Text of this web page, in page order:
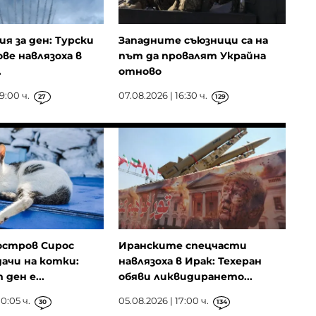
за ден: Турски
навлязоха в
ч. 27
Западните съюзници са на
път да провалят Украйна
отново
07.08.2026 | 16:30 ч. 129
Сирос
на котки:
е...
ч. 30
Иранските спецчасти
навлязоха в Ирак: Техеран
обяви ликвидирането...
05.08.2026 | 17:00 ч. 134